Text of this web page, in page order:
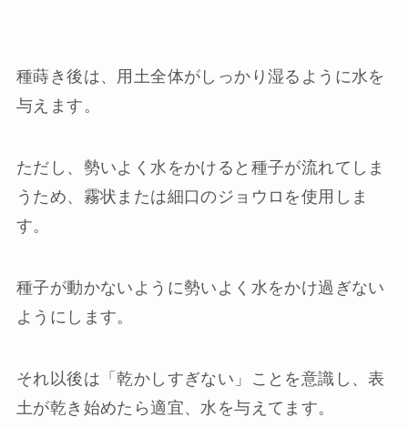
種蒔き後は、用土全体がしっかり湿るように水を
与えます。
ただし、勢いよく水をかけると種子が流れてしま
うため、霧状または細口のジョウロを使用しま
す。
種子が動かないように勢いよく水をかけ過ぎない
ようにします。
それ以後は「乾かしすぎない」ことを意識し、表
土が乾き始めたら適宜、水を与えてます。